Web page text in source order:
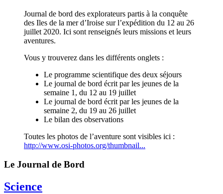
Journal de bord des explorateurs partis à la conquête
des Iles de la mer d’Iroise sur l’expédition du 12 au 26
juillet 2020. Ici sont renseignés leurs missions et leurs
aventures.
Vous y trouverez dans les différents onglets :
Le programme scientifique des deux séjours
Le journal de bord écrit par les jeunes de la
semaine 1, du 12 au 19 juillet
Le journal de bord écrit par les jeunes de la
semaine 2, du 19 au 26 juillet
Le bilan des observations
Toutes les photos de l’aventure sont visibles ici :
http://www.osi-photos.org/thumbnail...
Le Journal de Bord
Science